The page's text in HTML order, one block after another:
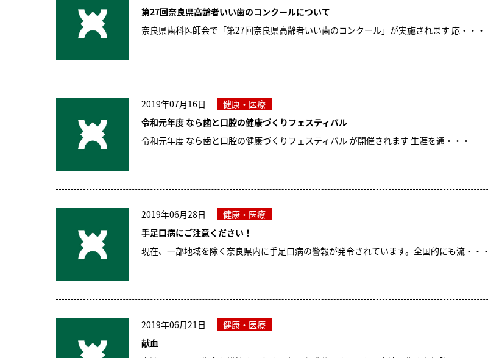
第27回奈良県高齢者いい歯のコンクールについて
奈良県歯科医師会で「第27回奈良県高齢者いい歯のコンクール」が実施されます 応・・・
2019年07月16日
健康・医療
令和元年度 なら歯と口腔の健康づくりフェスティバル
令和元年度 なら歯と口腔の健康づくりフェスティバル が開催されます 生涯を通・・・
2019年06月28日
健康・医療
手足口病にご注意ください！
現在、一部地域を除く奈良県内に手足口病の警報が発令されています。全国的にも流・・・
2019年06月21日
健康・医療
献血